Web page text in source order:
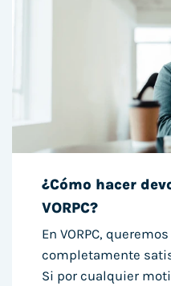
¿Cómo hacer
VORPC?
En VORPC,
completamente
Si por cualquier